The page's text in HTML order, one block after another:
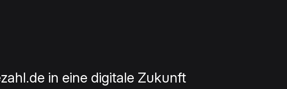
in eine digitale Zukunft